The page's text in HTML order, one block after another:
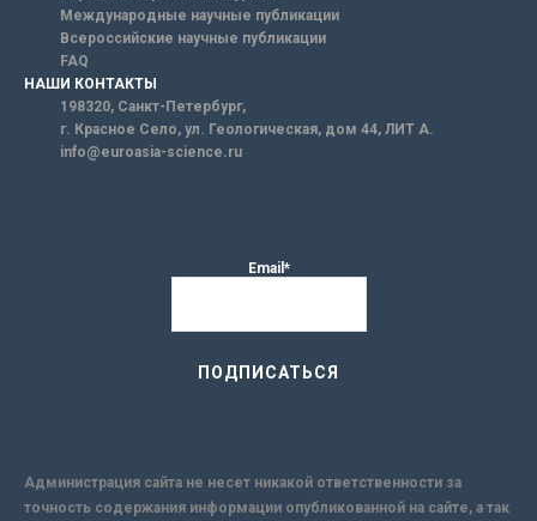
Международные научные публикации
Всероссийские научные публикации
FAQ
НАШИ КОНТАКТЫ
198320, Санкт-Петербург,
г. Красное Село, ул. Геологическая, дом 44, ЛИТ А.
info@euroasia-science.ru
Email*
Администрация сайта не несет никакой ответственности за
точность содержания информации опубликованной на сайте, а так